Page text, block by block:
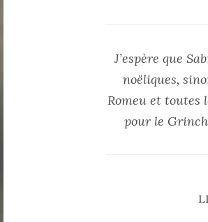
J’espère que
noëliques,
Romeu et toutes
pour le